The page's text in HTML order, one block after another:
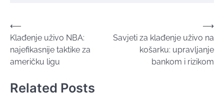
Post
navigation
⟵
Klađenje uživo NBA:
najefikasnije taktike za
američku ligu
Savjeti za klađenje uživo na
košarku: upravljanje
bankom i rizikom
⟶
Related Posts